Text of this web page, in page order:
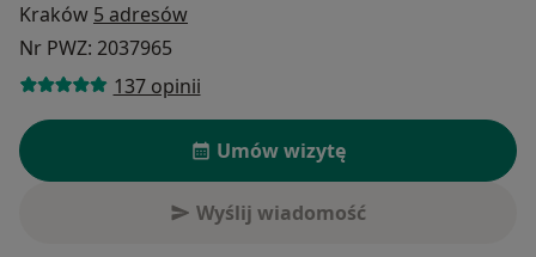
Kraków 5 adresów
Nr PWZ: 2037965
137 opinii
Umów wizytę
Wyślij wiadomość